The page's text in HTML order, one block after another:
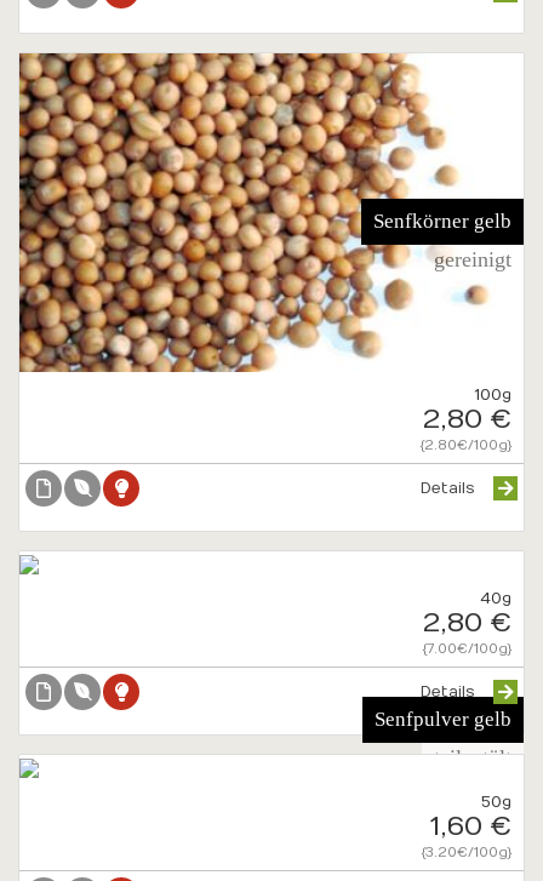
Senfkörner gelb
gereinigt
100g
2,80 €
{2.80€/100g}
Details
Senfpulver gelb
teilentölt
40g
2,80 €
{7.00€/100g}
Details
50g
1,60 €
{3.20€/100g}